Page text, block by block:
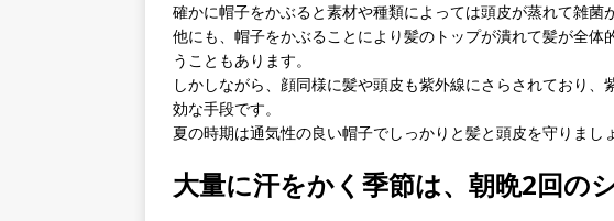
確かに帽子をかぶると素材や種類によっては頭皮が蒸れて雑菌
他にも、帽子をかぶることにより髪のトップが潰れて髪が全
うこともあります。
しかしながら、顔同様に髪や頭皮も紫外線にさらされており
効な手段です。
夏の時期は通気性の良い帽子でしっかりと髪と頭皮を守りまし
大量に汗をかく季節は、朝晩2回の